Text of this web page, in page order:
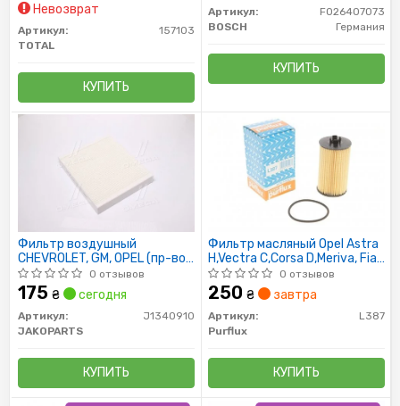
Невозврат
Артикул:
157103
TOTAL
КУПИТЬ
Артикул:
F026407073
BOSCH
Германия
КУПИТЬ
Фильтр воздушный
CHEVROLET, GM, OPEL (пр-во
Jakoparts)
0 отзывов
175 ₴ сегодня
Артикул:
J1340910
JAKOPARTS
КУПИТЬ
Фильтр масляный Opel Astra
H,Vectra C,Corsa D,Meriva, Fiat
Croma
0 отзывов
250 ₴ завтра
Артикул:
L387
Purflux
КУПИТЬ